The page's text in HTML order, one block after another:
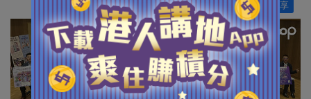
分享
讚好 0